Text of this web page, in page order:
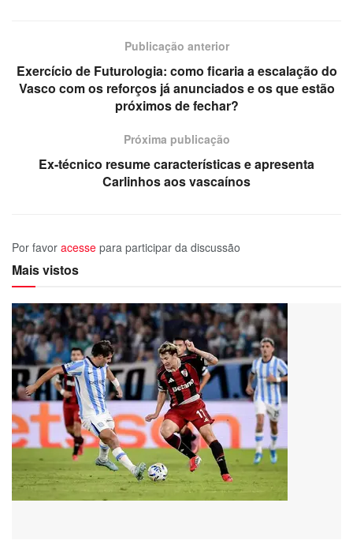
Publicação anterior
Exercício de Futurologia: como ficaria a escalação do
Vasco com os reforços já anunciados e os que estão
próximos de fechar?
Próxima publicação
Ex-técnico resume características e apresenta
Carlinhos aos vascaínos
Por favor acesse para participar da discussão
Mais vistos